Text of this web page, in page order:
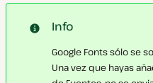
Info
Google Fonts sólo se
Una vez que hayas